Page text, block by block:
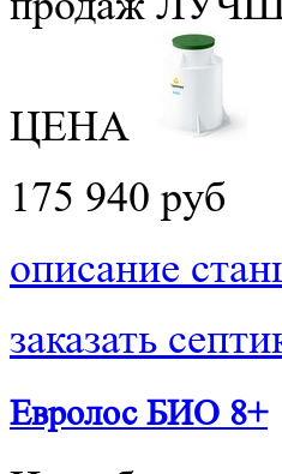
ЦЕНА
175 940 руб
описание
заказать
Евролос БИО 8+